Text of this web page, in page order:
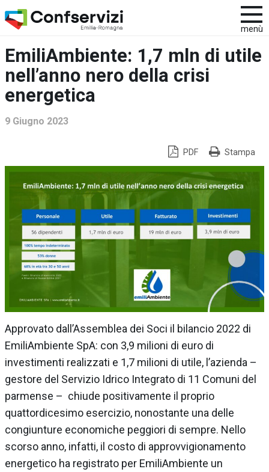
menù
EmiliAmbiente: 1,7 mln di utile
nell’anno nero della crisi
energetica
9 Giugno 2023
PDF Stampa
Approvato dall’Assemblea dei Soci il bilancio 2022 di
EmiliAmbiente SpA: con 3,9 milioni di euro di
investimenti realizzati e 1,7 milioni di utile, l’azienda –
gestore del Servizio Idrico Integrato di 11 Comuni del
parmense – chiude positivamente il proprio
quattordicesimo esercizio, nonostante una delle
congiunture economiche peggiori di sempre. Nello
scorso anno, infatti, il costo di approvvigionamento
energetico ha registrato per EmiliAmbiente un